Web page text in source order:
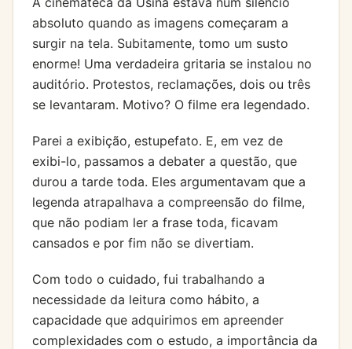
absoluto quando as imagens começaram a
surgir na tela. Subitamente, tomo um susto
enorme! Uma verdadeira gritaria se instalou no
auditório. Protestos, reclamações, dois ou três
se levantaram. Motivo? O filme era legendado.
Parei a exibição, estupefato. E, em vez de
exibi-lo, passamos a debater a questão, que
durou a tarde toda. Eles argumentavam que a
legenda atrapalhava a compreensão do filme,
que não podiam ler a frase toda, ficavam
cansados e por fim não se divertiam.
Com todo o cuidado, fui trabalhando a
necessidade da leitura como hábito, a
capacidade que adquirimos em apreender
complexidades com o estudo, a importância da